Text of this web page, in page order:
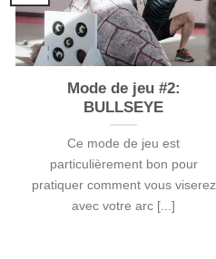
Mode de jeu #2:
BULLSEYE
Ce mode de jeu est
particulièrement bon pour
pratiquer comment vous viserez
avec votre arc [...]